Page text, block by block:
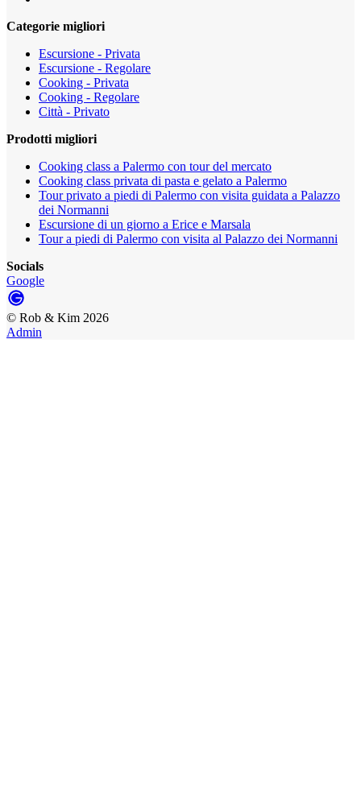
Categorie migliori
Escursione - Privata
Escursione - Regolare
Cooking - Privata
Cooking - Regolare
Città - Privato
Prodotti migliori
Cooking class a Palermo con tour del mercato
Cooking class privata di pasta e gelato a Palermo
Tour privato a piedi di Palermo con visita guidata a Palazzo
dei Normanni
Escursione di un giorno a Erice e Marsala
Tour a piedi di Palermo con visita al Palazzo dei Normanni
Socials
Google
© Rob & Kim 2026
Admin